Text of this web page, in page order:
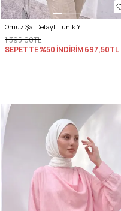
Omuz Şal Detaylı Tunik Y0156 - BEBE MAVİSİ
1.395,00TL
SEPETTE %50 İNDİRİM697,50TL